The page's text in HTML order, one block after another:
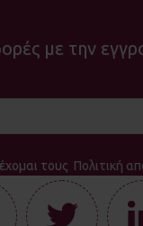
με την
τους Πολιτική